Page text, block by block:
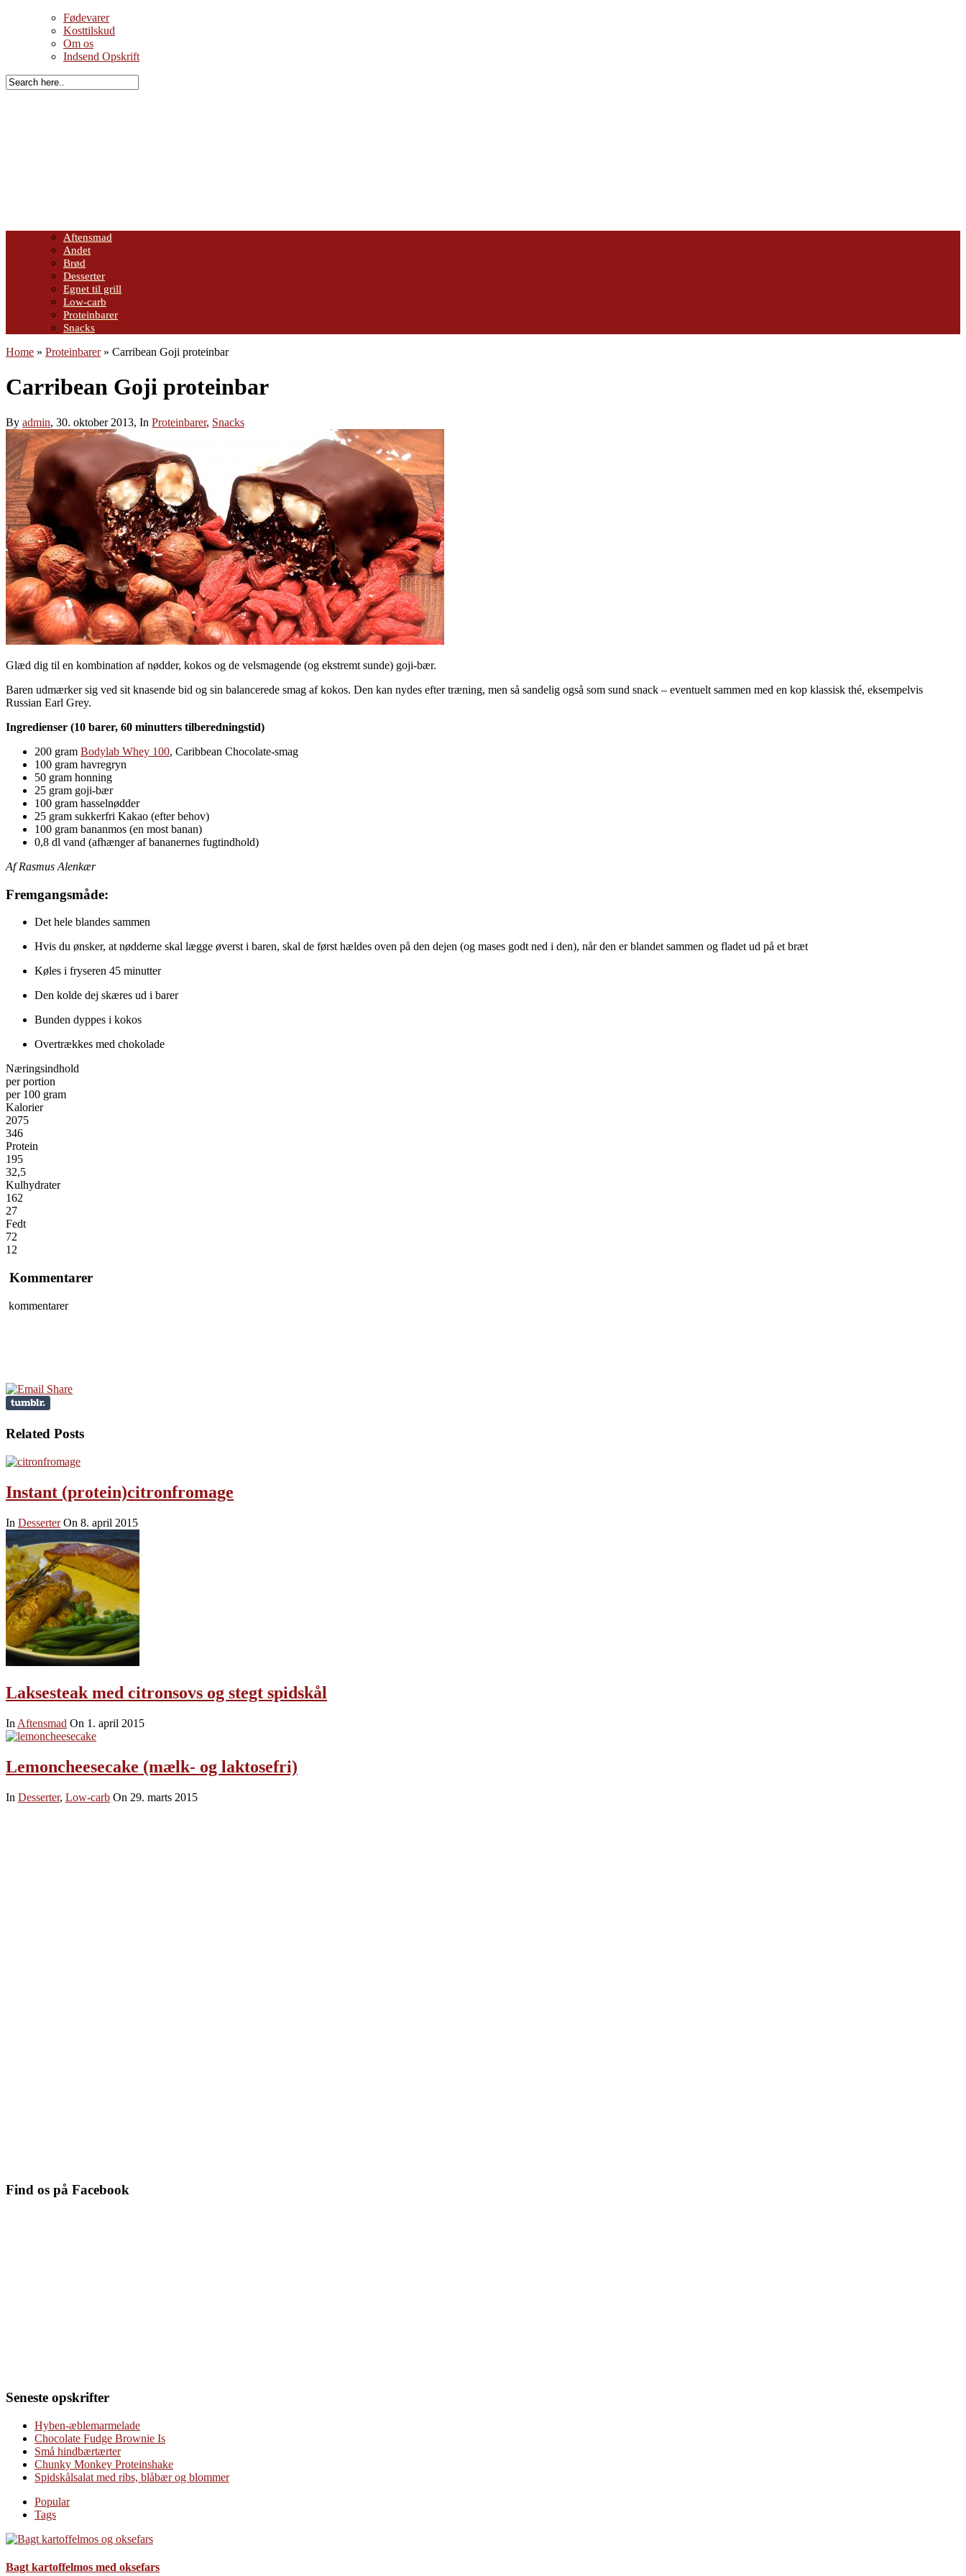
Fødevarer
Kosttilskud
Om os
Indsend Opskrift
Aftensmad
Andet
Brød
Desserter
Egnet til grill
Low-carb
Proteinbarer
Snacks
Home » Proteinbarer » Carribean Goji proteinbar
Carribean Goji proteinbar
By admin, 30. oktober 2013, In Proteinbarer, Snacks
Glæd dig til en kombination af nødder, kokos og de velsmagende (og ekstremt sunde) goji-bær.
Baren udmærker sig ved sit knasende bid og sin balancerede smag af kokos. Den kan nydes efter træning, men så sandelig også som sund snack – eventuelt sammen med en kop klassisk thé, eksempelvis
Russian Earl Grey.
Ingredienser (10 barer, 60 minutters tilberedningstid)
200 gram Bodylab Whey 100, Caribbean Chocolate-smag
100 gram havregryn
50 gram honning
25 gram goji-bær
100 gram hasselnødder
25 gram sukkerfri Kakao (efter behov)
100 gram bananmos (en most banan)
0,8 dl vand (afhænger af bananernes fugtindhold)
Af Rasmus Alenkær
Fremgangsmåde:
Det hele blandes sammen
Hvis du ønsker, at nødderne skal lægge øverst i baren, skal de først hældes oven på den dejen (og mases godt ned i den), når den er blandet sammen og fladet ud på et bræt
Køles i fryseren 45 minutter
Den kolde dej skæres ud i barer
Bunden dyppes i kokos
Overtrækkes med chokolade
Næringsindhold
per portion
per 100 gram
Kalorier
2075
346
Protein
195
32,5
Kulhydrater
162
27
Fedt
72
12
Kommentarer
kommentarer
Related Posts
Instant (protein)citronfromage
In Desserter On 8. april 2015
Laksesteak med citronsovs og stegt spidskål
In Aftensmad On 1. april 2015
Lemoncheesecake (mælk- og laktosefri)
In Desserter, Low-carb On 29. marts 2015
Find os på Facebook
Seneste opskrifter
Hyben-æblemarmelade
Chocolate Fudge Brownie Is
Små hindbærtærter
Chunky Monkey Proteinshake
Spidskålsalat med ribs, blåbær og blommer
Popular
Tags
Bagt kartoffelmos med oksefars